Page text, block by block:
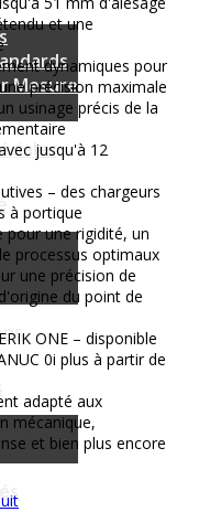
Mesure
et une
dynamiques pour
précision maximale
usinage précis de la
jusqu'à 12
– des chargeurs
à portique
une rigidité, un
processus optimaux
une précision de
du point de
ONE – disponible
0i plus à partir de
adapté aux
mécanique,
et bien plus encore